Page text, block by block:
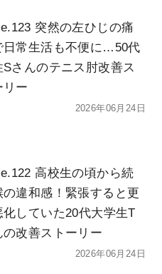
突然の左ひじの痛
日常生活も不便に…50代
Sさんのテニス肘改善ス
リー
2026年06月24日
高校生の頃から続
の違和感！緊張すると更
化していた20代大学生T
の改善ストーリー
2026年06月24日